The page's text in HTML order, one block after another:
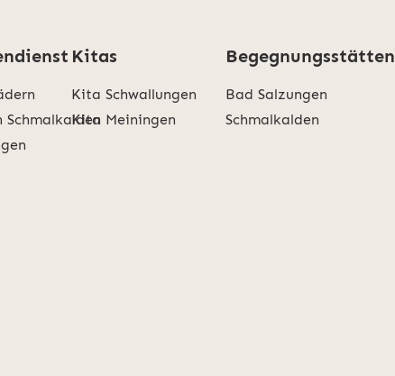
Kitas
Kita Schwallungen
Kita Meiningen
Begegnungsstätten
Bad Salzungen
Schmalkalden